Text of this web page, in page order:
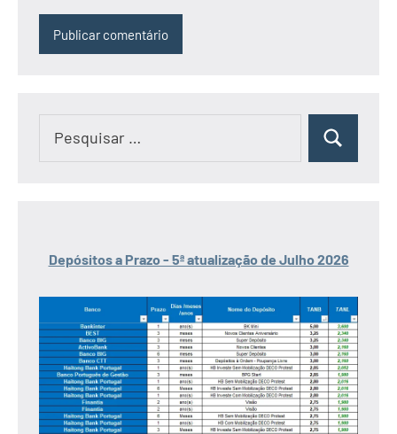
Pesquisar
Depósitos a Prazo - 5ª atualização de Julho 2026